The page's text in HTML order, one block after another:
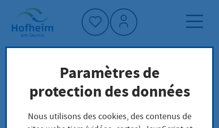
Accueil"
Page d'accueil
Trouver un service
Préoccupations locales
Sachkundenachweis zur
Paramètres de
protection des données
Nous utilisons des cookies, des contenus de